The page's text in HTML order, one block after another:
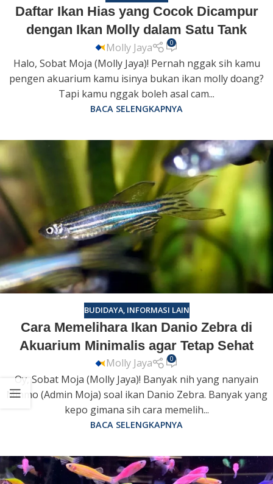
Daftar Ikan Hias yang Cocok Dicampur
dengan Ikan Molly dalam Satu Tank
Molly Jaya 0
Halo, Sobat Moja (Molly Jaya)! Pernah nggak sih kamu
pengen akuarium kamu isinya bukan ikan molly doang?
Tapi kamu nggak boleh asal cam...
BACA SELENGKAPNYA
BUDIDAYA, INFORMASI LAIN
Cara Memelihara Ikan Danio Zebra di
Akuarium Minimalis agar Tetap Sehat
Molly Jaya 0
Oy, Sobat Moja (Molly Jaya)! Banyak nih yang nanyain
Minmo (Admin Moja) soal ikan Danio Zebra. Banyak yang
kepo gimana sih cara memelih...
BACA SELENGKAPNYA